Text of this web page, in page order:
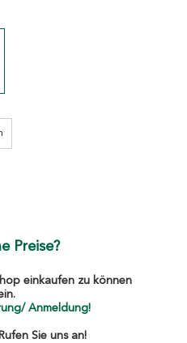
Preise?
einkaufen zu können
Anmeldung!
Sie uns an!